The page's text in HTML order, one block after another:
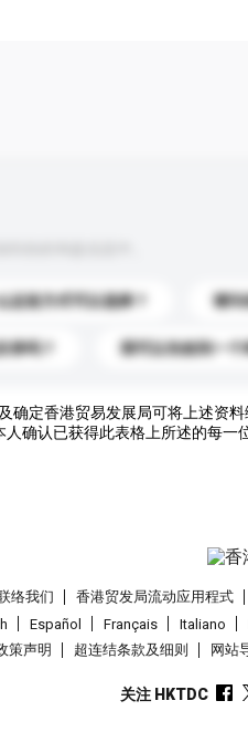
运送方式可以选择？ 请问
录吗？ 我可以先收到一个
及确定香港贸易发展局可将上述资
确认已获得此表格上所述的每一
络我们 香港贸发局流动应用程式
Español Français Italiano
策声明 超连结条款及细则 网站
关注 HKTDC